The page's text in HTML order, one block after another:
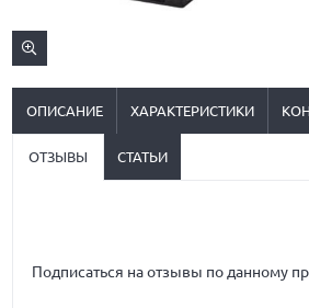
ОПИСАНИЕ ХАРАКТЕРИСТИКИ
ОТЗЫВЫ СТАТЬИ
Подписаться на отзывы по данному